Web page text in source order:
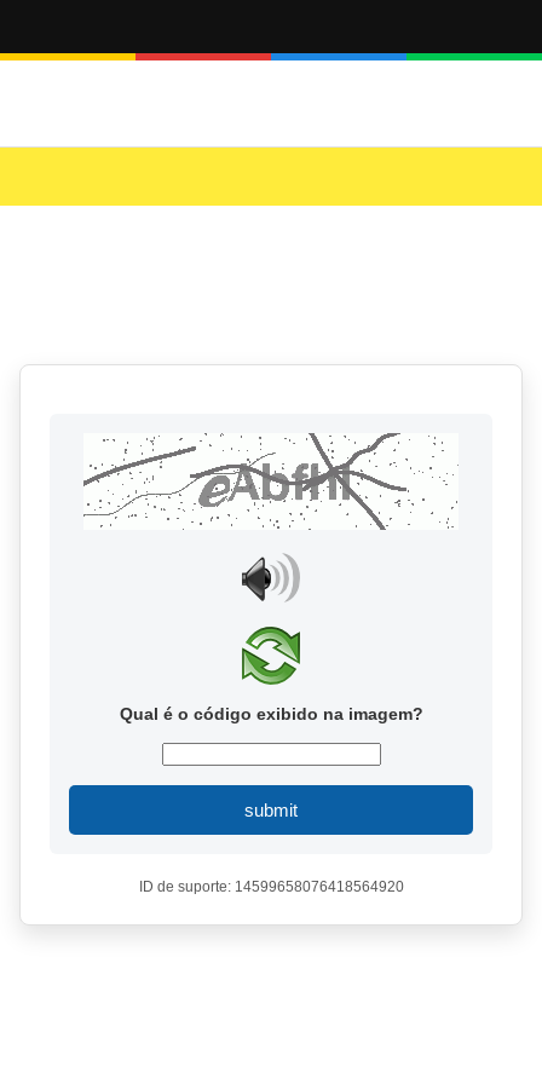
Qual é o código exibido na imagem?
submit
ID de suporte: 14599658076418564920